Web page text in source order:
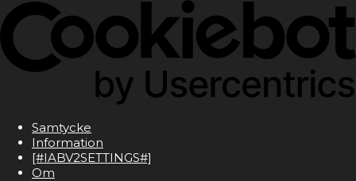
Samtycke
Information
[#IABV2SETTINGS#]
Om